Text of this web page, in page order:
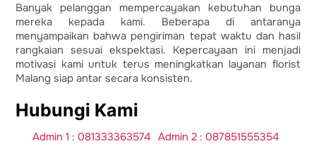
Banyak pelanggan mempercayakan kebutuhan bunga
mereka kepada kami. Beberapa di antaranya
menyampaikan bahwa pengiriman tepat waktu dan hasil
rangkaian sesuai ekspektasi. Kepercayaan ini menjadi
motivasi kami untuk terus meningkatkan layanan florist
Malang siap antar secara konsisten.
Hubungi Kami
Admin 1 : 081333363574 Admin 2 : 087851555354